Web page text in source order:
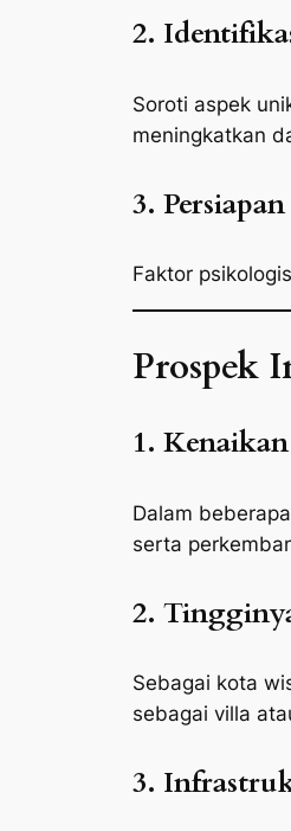
2.
Soroti aspek
meningkatkan
3.
Faktor
Prospek
1.
Dalam
serta
2.
Sebagai kota
sebagai villa
3.